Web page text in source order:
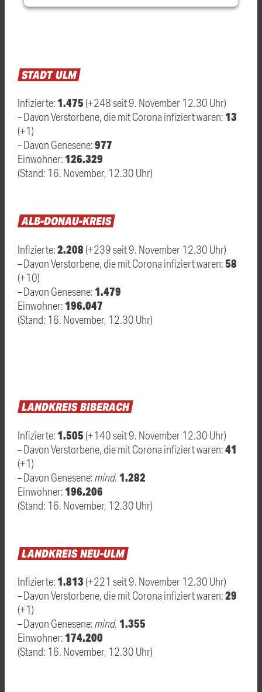
STADTULM
Infizierte:1.475 (+248 seit 9. November 12.30 Uhr)
– Davon Verstorbene, die mit Corona infiziert waren:13
(+1)
– Davon Genesene:977
Einwohner:126.329
(Stand: 16. November, 12.30 Uhr)
ALB-DONAU-KREIS
Infizierte:2.208(+239 seit 9. November 12.30 Uhr)
– Davon Verstorbene, die mit Corona infiziert waren:58
(+10)
– Davon Genesene:1.479
Einwohner:196.047
(Stand: 16. November, 12.30 Uhr)
LANDKREISBIBERACH
Infizierte:1.505 (+140 seit 9. November 12.30 Uhr)
– Davon Verstorbene, die mit Corona infiziert waren:41
(+1)
– Davon Genesene:mind. 1.282
Einwohner:196.206
(Stand: 16. November, 12.30 Uhr)
LANDKREISNEU-ULM
Infizierte:1.813 (+221 seit 9. November 12.30 Uhr)
– Davon Verstorbene, die mit Corona infiziert waren:29
(+1)
– Davon Genesene:mind. 1.355
Einwohner:174.200
(Stand: 16. November, 12.30 Uhr)